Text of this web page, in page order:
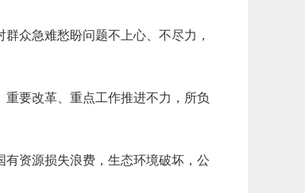
众急难愁盼问题不上心、不尽力，
重要改革、重点工作推进不力，所负
有资源损失浪费，生态环境破坏，公